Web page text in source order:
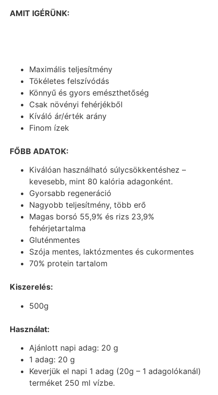
AMIT IGÉRÜNK:
Maximális teljesítmény
Tökéletes felszívódás
Könnyű és gyors emészthetőség
Csak növényi fehérjékből
Kíváló ár/érték arány
Finom ízek
FŐBB ADATOK:
Kiválóan használható súlycsökkentéshez –
kevesebb, mint 80 kalória adagonként.
Gyorsabb regeneráció
Nagyobb teljesítmény, több erő
Magas borsó 55,9% és rizs 23,9%
fehérjetartalma
Gluténmentes
Szója mentes, laktózmentes és cukormentes
70% protein tartalom
Kiszerelés:
500g
Használat:
Ajánlott napi adag: 20 g
1 adag: 20 g
Keverjük el napi 1 adag (20g – 1 adagolókanál)
terméket 250 ml vízbe.